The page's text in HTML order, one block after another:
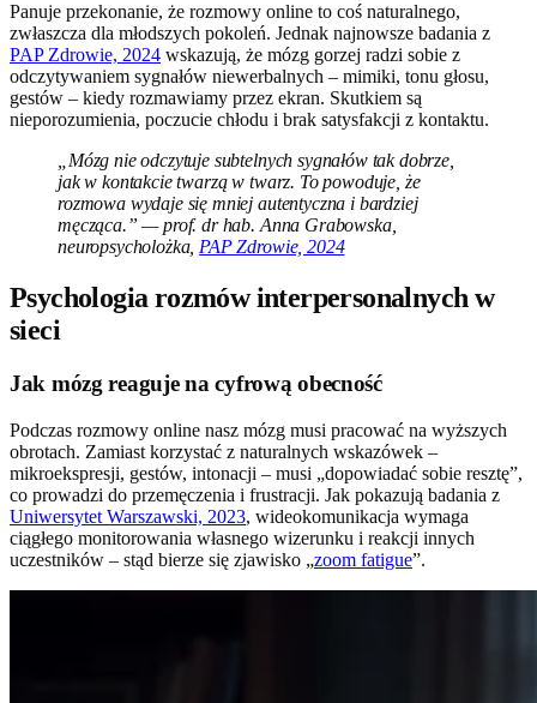
Panuje przekonanie, że rozmowy online to coś naturalnego,
zwłaszcza dla młodszych pokoleń. Jednak najnowsze badania z
PAP Zdrowie, 2024 wskazują, że mózg gorzej radzi sobie z
odczytywaniem sygnałów niewerbalnych – mimiki, tonu głosu,
gestów – kiedy rozmawiamy przez ekran. Skutkiem są
nieporozumienia, poczucie chłodu i brak satysfakcji z kontaktu.
„Mózg nie odczytuje subtelnych sygnałów tak dobrze,
jak w kontakcie twarzą w twarz. To powoduje, że
rozmowa wydaje się mniej autentyczna i bardziej
męcząca.” — prof. dr hab. Anna Grabowska,
neuropsycholożka, PAP Zdrowie, 2024
Psychologia rozmów interpersonalnych w
sieci
Jak mózg reaguje na cyfrową obecność
Podczas rozmowy online nasz mózg musi pracować na wyższych
obrotach. Zamiast korzystać z naturalnych wskazówek –
mikroekspresji, gestów, intonacji – musi „dopowiadać sobie resztę”,
co prowadzi do przemęczenia i frustracji. Jak pokazują badania z
Uniwersytet Warszawski, 2023, wideokomunikacja wymaga
ciągłego monitorowania własnego wizerunku i reakcji innych
uczestników – stąd bierze się zjawisko „zoom fatigue”.